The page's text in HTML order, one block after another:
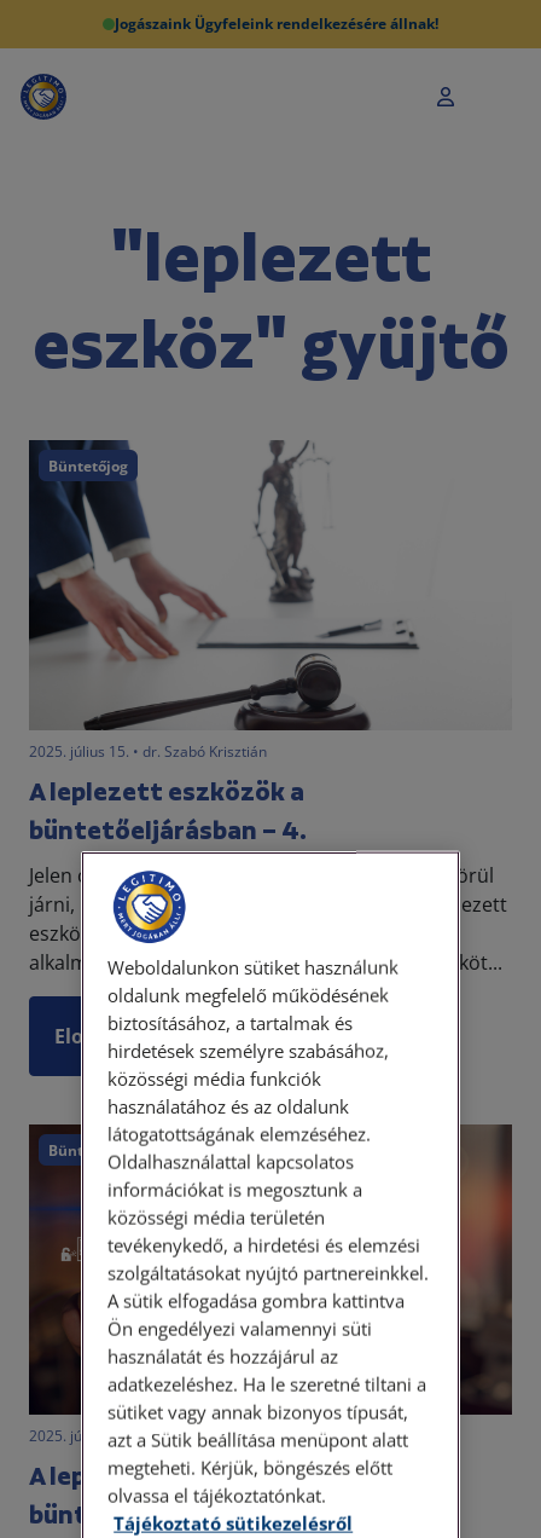
Jogászaink Ügyfeleink rendelkezésére állnak!
"leplezett
eszköz" gyüjtő
Büntetőjog
2025. július 15. • dr. Szabó Krisztián
A leplezett eszközök a
büntetőeljárásban – 4.
Jelen cikksorozatunk folytatásaként azt fogjuk körül
járni, hogy a büntetőeljárási törvény milyen leplezett
eszközök használatát engedi meg és azok
alkalmazásához milyen garanciális szabályokat köt...
Elolvasom
Büntetőjog
2025. július 7. • dr. Szabó Krisztián
A leplezett eszközök a
büntetőeljárásban – 2.
Weboldalunkon sütiket használunk
oldalunk megfelelő működésének
biztosításához, a tartalmak és
hirdetések személyre szabásához,
közösségi média funkciók
használatához és az oldalunk
látogatottságának elemzéséhez.
Oldalhasználattal kapcsolatos
információkat is megosztunk a
közösségi média területén
tevékenykedő, a hirdetési és elemzési
szolgáltatásokat nyújtó partnereinkkel.
A sütik elfogadása gombra kattintva
Ön engedélyezi valamennyi süti
használatát és hozzájárul az
adatkezeléshez. Ha le szeretné tiltani a
sütiket vagy annak bizonyos típusát,
azt a Sütik beállítása menüpont alatt
megteheti. Kérjük, böngészés előtt
olvassa el tájékoztatónkat.
Tájékoztató sütikezelésről